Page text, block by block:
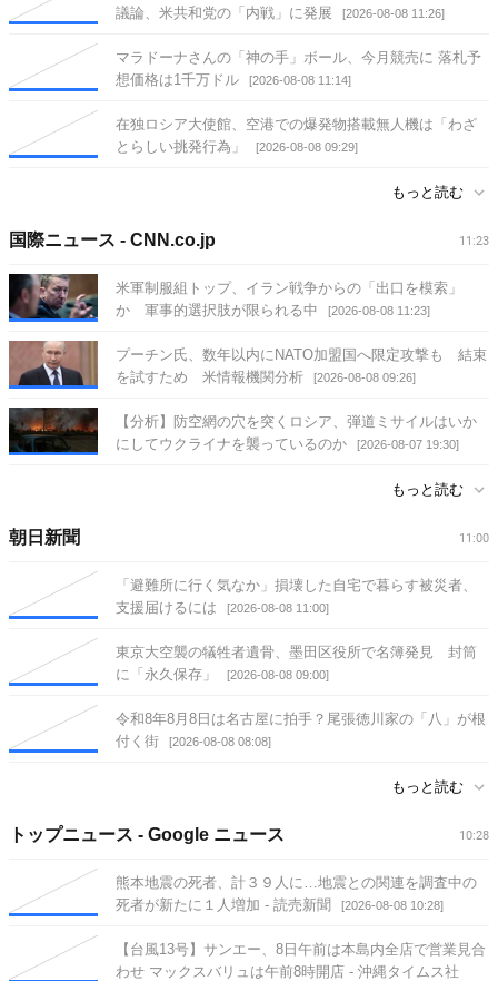
議論、米共和党の「内戦」に発展
[2026-08-08 11:26]
マラドーナさんの「神の手」ボール、今月競売に 落札予
想価格は1千万ドル
[2026-08-08 11:14]
在独ロシア大使館、空港での爆発物搭載無人機は「わざ
とらしい挑発行為」
[2026-08-08 09:29]
もっと読む
11:23
国際ニュース - CNN.co.jp
米軍制服組トップ、イラン戦争からの「出口を模索」
か 軍事的選択肢が限られる中
[2026-08-08 11:23]
プーチン氏、数年以内にNATO加盟国へ限定攻撃も 結束
を試すため 米情報機関分析
[2026-08-08 09:26]
【分析】防空網の穴を突くロシア、弾道ミサイルはいか
にしてウクライナを襲っているのか
[2026-08-07 19:30]
もっと読む
11:00
朝日新聞
「避難所に行く気なか」損壊した自宅で暮らす被災者、
支援届けるには
[2026-08-08 11:00]
東京大空襲の犠牲者遺骨、墨田区役所で名簿発見 封筒
に「永久保存」
[2026-08-08 09:00]
令和8年8月8日は名古屋に拍手？尾張徳川家の「八」が根
付く街
[2026-08-08 08:08]
もっと読む
10:28
トップニュース - Google ニュース
熊本地震の死者、計３９人に…地震との関連を調査中の
死者が新たに１人増加 - 読売新聞
[2026-08-08 10:28]
【台風13号】サンエー、8日午前は本島内全店で営業見合
わせ マックスバリュは午前8時開店 - 沖縄タイムス社